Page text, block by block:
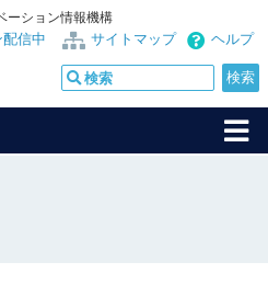
ーション情報機構
ヘルプ
サイトマップ
配信中